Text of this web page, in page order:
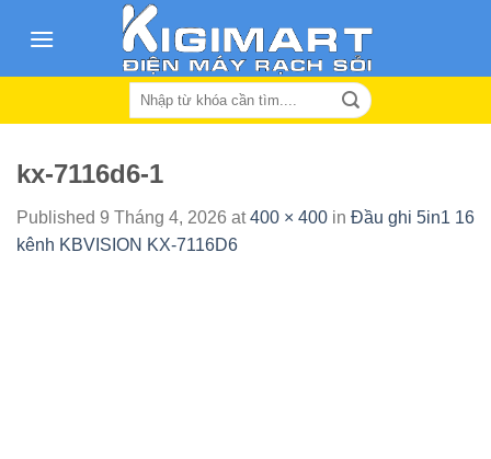
Search
kx-7116d6-1
Published 9 Tháng 4, 2026 at400 × 400 in Đầu ghi 5in1 16
kênh KBVISION KX-7116D6